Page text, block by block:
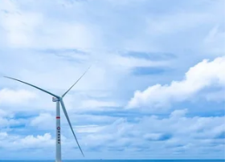
vào Meta, công ty mẹ của
cao hơn khoản phạt kỷ lục cũ 746
USD) đối với Amazon trước đó.